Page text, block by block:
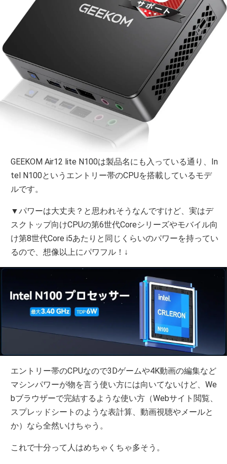
GEEKOM Air12 lite N100は製品名にも入っている通り、In
tel N100というエントリー帯のCPUを搭載しているモデ
ルです。
▼パワーは大丈夫？と思われそうなんですけど、実はデ
スクトップ向けCPUの第6世代Coreシリーズやモバイル向
け第8世代Core i5あたりと同じくらいのパワーを持ってい
るので、想像以上にパワフル！↓
エントリー帯のCPUなので3Dゲームや4K動画の編集など
マシンパワーが物を言う使い方には向いてないけど、We
bブラウザーで完結するような使い方（Webサイト閲覧、
スプレッドシートのような表計算、動画視聴やメールと
か）なら全然いけちゃう。
これで十分って人はめちゃくちゃ多そう。